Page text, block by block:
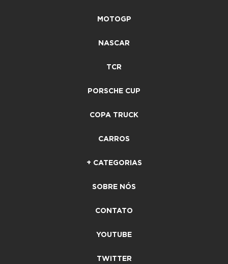
MOTOGP
NASCAR
TCR
PORSCHE CUP
COPA TRUCK
CARROS
+ CATEGORIAS
SOBRE NÓS
CONTATO
YOUTUBE
TWITTER